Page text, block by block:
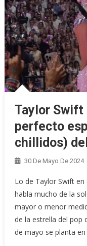
Taylor Swift
perfecto
chillidos)
30 De Mayo De 2024
Lo de Taylor Swift en
habla mucho de la
mayor o menor
de la estrella del pop
de mayo se planta